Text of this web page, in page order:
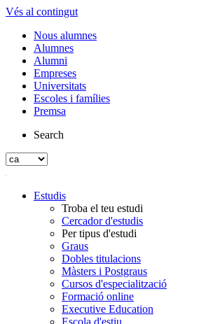
Vés al contingut
Nous alumnes
Alumnes
Alumni
Empreses
Universitats
Escoles i famílies
Premsa
Search
Estudis
Troba el teu estudi
Cercador d'estudis
Per tipus d'estudi
Graus
Dobles titulacions
Màsters i Postgraus
Cursos d'especialització
Formació online
Executive Education
Escola d'estiu